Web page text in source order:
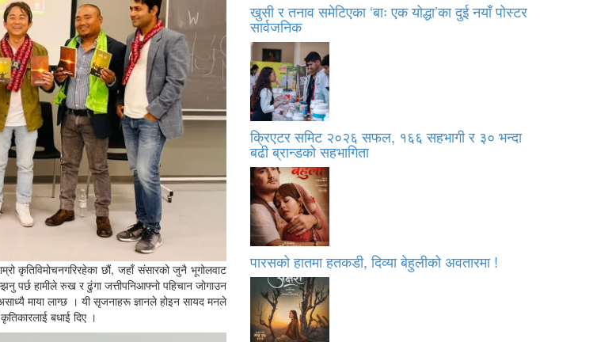
कृतिविमोचनगरिरहेका छौं, जहाँ संसारको जुनै भूगोलवाट
पर्छ हामीले रुख र ढुंगा जत्तीपनिआफ्नो पहिचान जोगाउन
माया लाग्छ । यी सृजनाहरू ज्ञानले होइन सायद मनले
बधाई दिए ।
खुसी र तनाव समेटिएका ‘बाः एक योद्धा’का दुई नयाँ पोस्टर
सार्वजनिक
क्रिएटर समिट २०२६ सफल, १६६ सहभागी र ३० भन्दा
बढी ब्रान्डको सहभागिता
पारसको हातमा हतकडी, दिव्या बेहुलीको अवतारमा !